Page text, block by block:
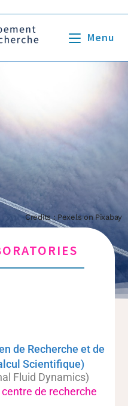
Menu
Credits : Pexels on Pixabay
de Recherche et de
Scientifique)
Fluid Dynamics)
de recherche